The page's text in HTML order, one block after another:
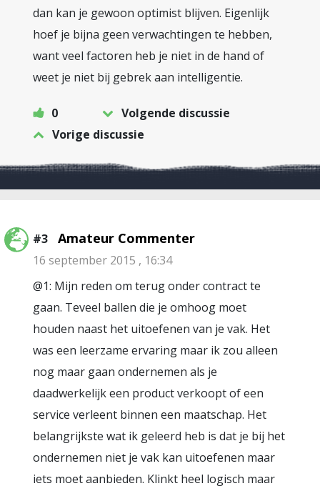
dan kan je gewoon optimist blijven. Eigenlijk
hoef je bijna geen verwachtingen te hebben,
want veel factoren heb je niet in de hand of
weet je niet bij gebrek aan intelligentie.
0
Volgende discussie
Vorige discussie
#3 Amateur Commenter
16 september 2015 , 16:34
@1: Mijn reden om terug onder contract te
gaan. Teveel ballen die je omhoog moet
houden naast het uitoefenen van je vak. Het
was een leerzame ervaring maar ik zou alleen
nog maar gaan ondernemen als je
daadwerkelijk een product verkoopt of een
service verleent binnen een maatschap. Het
belangrijkste wat ik geleerd heb is dat je bij het
ondernemen niet je vak kan uitoefenen maar
iets moet aanbieden. Klinkt heel logisch maar